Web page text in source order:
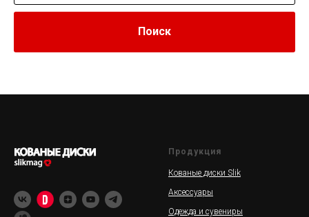
Поиск
Продукция
Кованые диски Slik
Аксессуары
Одежда и сувениры